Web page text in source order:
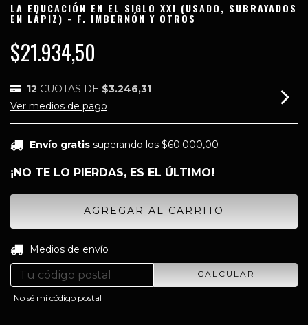
LA EDUCACIÓN EN EL SIGLO XXI (USADO, SUBRAYADOS
EN LÁPIZ) - F. IMBERNÓN Y OTROS
$21.934,50
12 CUOTAS DE $3.246,31
Ver medios de pago
Envío gratis superando los $60.000,00
¡NO TE LO PIERDAS, ES EL ÚLTIMO!
Entregas para el CP:
Medios de envío
CALCULAR
No sé mi código postal